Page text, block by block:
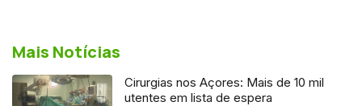
Mais Notícias
Cirurgias nos Açores: Mais de 10 mil
utentes em lista de espera